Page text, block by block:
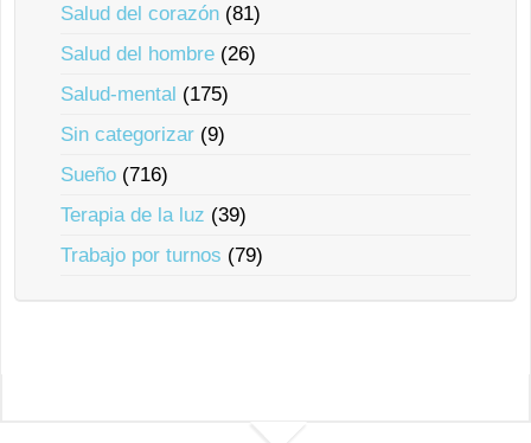
Salud del corazón (81)
Salud del hombre (26)
Salud-mental (175)
Sin categorizar (9)
Sueño (716)
Terapia de la luz (39)
Trabajo por turnos (79)